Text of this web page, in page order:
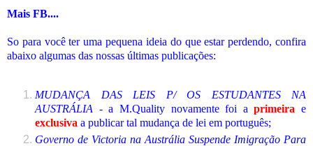
Mais FB....
So para você ter uma pequena ideia do que estar perdendo, confira
abaixo algumas das nossas últimas publicações:
MUDANÇA DAS LEIS P/ OS ESTUDANTES NA
AUSTRÁLIA - a M.Quality novamente foi aprimeira e
exclusiva a publicar tal mudança de lei em português;
Governo de Victoria na Austrália Suspende Imigração Para